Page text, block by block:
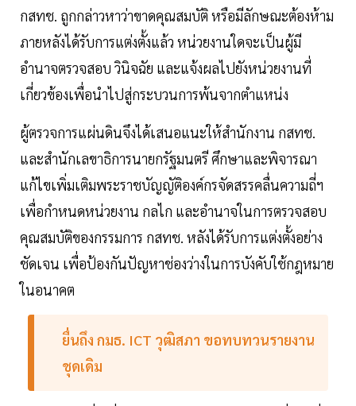
กสทช. ถูกกล่าวหาว่าขาดคุณสมบัติ หรือมีลักษณะต้องห้าม
ภายหลังได้รับการแต่งตั้งแล้ว หน่วยงานใดจะเป็นผู้มี
อำนาจตรวจสอบ วินิจฉัย และแจ้งผลไปยังหน่วยงานที่
เกี่ยวข้องเพื่อนำไปสู่กระบวนการพ้นจากตำแหน่ง
ผู้ตรวจการแผ่นดินจึงได้เสนอแนะให้สำนักงาน กสทช.
และสำนักเลขาธิการนายกรัฐมนตรี ศึกษาและพิจารณา
แก้ไขเพิ่มเติมพระราชบัญญัติองค์กรจัดสรรคลื่นความถี่ฯ
เพื่อกำหนดหน่วยงาน กลไก และอำนาจในการตรวจสอบ
คุณสมบัติของกรรมการ กสทช. หลังได้รับการแต่งตั้งอย่าง
ชัดเจน เพื่อป้องกันปัญหาช่องว่างในการบังคับใช้กฎหมาย
ในอนาคต
ยื่นถึง กมธ. ICT วุฒิสภา ขอทบทวนรายงาน
ชุดเดิม